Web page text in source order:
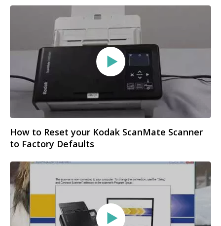
How to Reset your Kodak ScanMate Scanner
to Factory Defaults